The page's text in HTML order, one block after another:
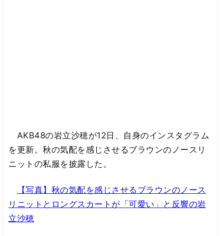
AKB48の岩立沙穂が12日、自身のインスタグラム
を更新。秋の気配を感じさせるブラウンのノースリ
ニットの私服を披露した。
【写真】秋の気配を感じさせるブラウンのノース
リニットとロングスカートが「可愛い」と反響の岩
立沙穂